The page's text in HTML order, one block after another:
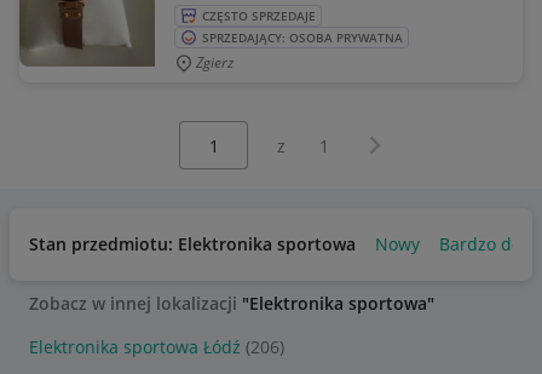
CZĘSTO SPRZEDAJE
SPRZEDAJĄCY: OSOBA PRYWATNA
Zgierz
z 1 Następna strona
Stan przedmiotu: Elektronika sportowa Nowy Bardzo
Zobacz w innej lokalizacji "Elektronika sportowa"
Elektronika sportowa Łódź (206)